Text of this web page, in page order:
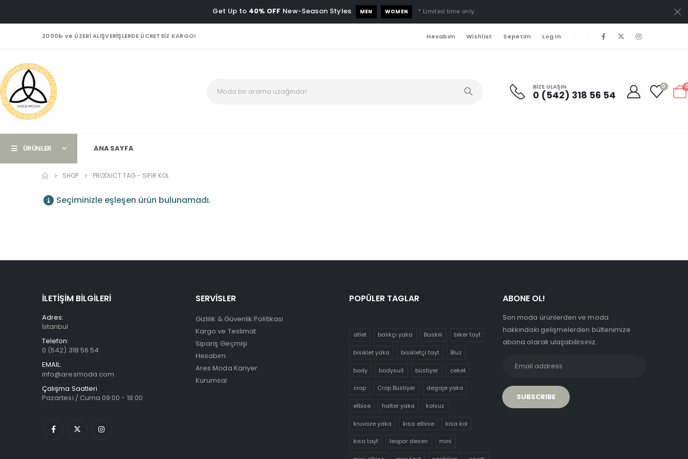
Get Up to 40% OFF New-Season Styles MEN WOMEN * Limited time only.
2000₺ ve ÜZERİ ALIŞVERİŞLERDE ÜCRETSİZ KARGO! Hesabım Wishlist Sepetim Log In
BIZE ULAŞIN
0 (542) 318 56 54
0
ÜRÜNLER ANA SAYFA
SHOP PRODUCT TAG - SIFIR KOL
Seçiminizle eşleşen ürün bulunamadı.
İLETİŞİM BİLGİLERİ
Adres:
İstanbul
Telefon:
0 (542) 318 56 54
EMAIL:
info@aresmoda.com
Çalışma Saatleri
Pazartesi / Cuma 09:00 - 18:00
SERVİSLER
Gizlilik & Güvenlik Politikası
Kargo ve Teslimat
Sipariş Geçmişi
Hesabım
Ares Moda Kariyer
Kurumsal
POPÜLER TAGLAR
atlet balıkçı yaka Baskılı biker tayt
bisiklet yaka bisikletçi tayt Bluz
body bodysuit büstiyer ceket
crop Crop Büstiyer degaje yaka
elbise halter yaka kolsuz
kruvaze yaka kısa elbise kısa kol
kısa tayt leopar desen mini
ABONE OL!
Son moda ürünlerden ve moda
hakkındaki gelişmelerden bültenimize
abona olarak ulaşabilirsiniz.